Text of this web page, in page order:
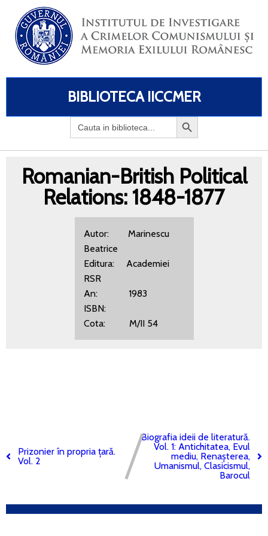
BIBLIOTECA IICCMER
Search
for:
Romanian-British Political
Relations: 1848-1877
Autor: Marinescu
Beatrice
Editura: Academiei
RSR
An: 1983
ISBN:
Cota: M/II 54
Prizonier în propria țară.
Vol. 2
Biografia ideii de literatură.
Vol. 1: Antichitatea, Evul
mediu, Renașterea,
Umanismul, Clasicismul,
Barocul